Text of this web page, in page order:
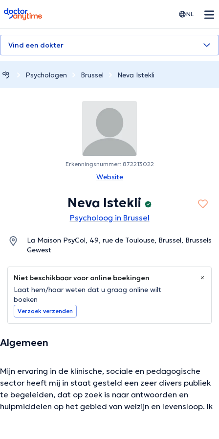
doctoranytime NL
Vind een dokter
Psychologen Brussel Neva Istekli
Erkenningsnummer: 872213022
Website
Neva Istekli
Psycholoog in Brussel
La Maison PsyCol, 49, rue de Toulouse, Brussel, Brussels
Gewest
Niet beschikbaar voor online boekingen
Laat hem/haar weten dat u graag online wilt
boeken
Verzoek verzenden
Algemeen
Mijn ervaring in de klinische, sociale en pedagogische
sector heeft mij in staat gesteld een zeer divers publiek
te begeleiden, dat op zoek is naar antwoorden en
hulpmiddelen op het gebied van welzijn en levensloop. Ik